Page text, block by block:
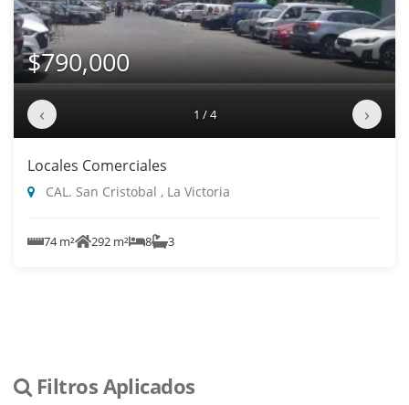
$790,000
‹ 1 / 4 ›
Locales Comerciales
CAL. San Cristobal , La Victoria
74 m² 292 m² 8 3
Filtros Aplicados